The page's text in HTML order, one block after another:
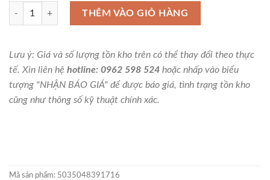
Máy vặn bu lông động lực pin Dewalt DCF880N-KR (Chưa kèm Pin &
THÊM VÀO GIỎ HÀNG
Lưu ý: Giá và số lượng tồn kho trên có thể thay đổi theo thực
tế. Xin liên hệ hotline: 0962 598 524 hoặc nhấp vào biểu
tượng "NHẬN BÁO GIÁ" để được báo giá, tình trạng tồn kho
cũng như thông số kỹ thuật chính xác.
Mã sản phẩm: 5035048391716